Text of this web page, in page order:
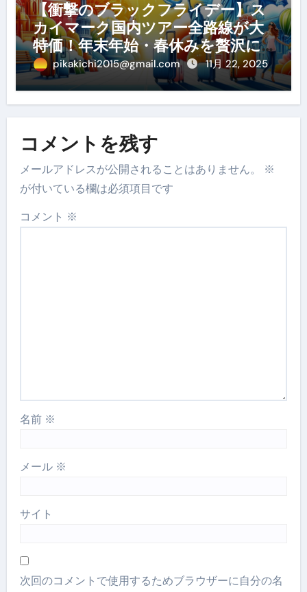
【衝撃のブラックフライデー】ス
カイマーク国内ツアー全路線が大
特価！年末年始・春休みを贅沢に
過ごす賢い予約ガイド
pikakichi2015@gmail.com 11月 22, 2025
コメントを残す
メールアドレスが公開されることはありません。
※
が付いている欄は必須項目です
コメント ※
名前 ※
メール ※
サイト
次回のコメントで使用するためブラウザーに自分の名